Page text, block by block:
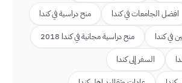
افضل الجامعات في كندا
منح دراسية في كندا
في كندا
منح دراسية مجانية في كندا 2018
السفر إلى كندا